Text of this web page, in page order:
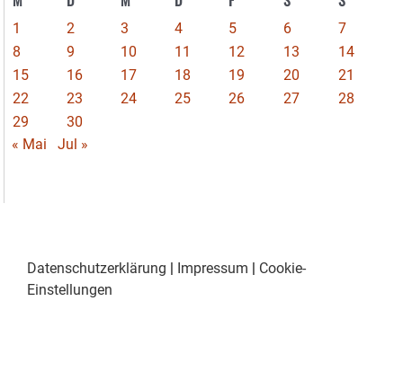
1 2 3 4 5 6
7
8
9 10 11 12 13
14
15
16 17 18 19 20
21
22
23 24 25 26 27
28
29
30
« Mai
Jul »
Datenschutzerklärung | Impressum | Cookie-
Einstellungen